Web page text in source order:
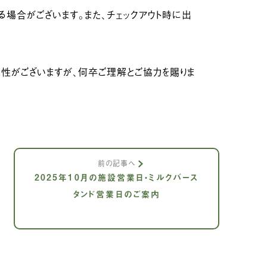
がございます。また、チェックアウト時に出
ございますが、何卒ご理解とご協力を賜りま
前の記事へ
2025年10月の施設営業日・ミルクバース
タンド営業日のご案内